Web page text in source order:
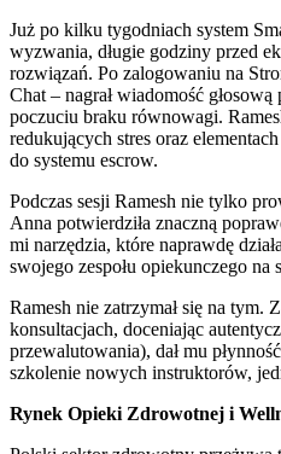
Już po kilku tygodniach system
wyzwania, długie godziny przed
rozwiązań. Po zalogowaniu na
Chat – nagrał wiadomość
poczuciu braku równowagi.
redukujących stres oraz
do systemu escrow.
Podczas sesji Ramesh nie tylko
Anna potwierdziła znaczną
mi narzędzia, które naprawdę
swojego zespołu opiekunczego na
Ramesh nie zatrzymał się na
konsultacjach, doceniając
przewalutowania), dał mu
szkolenie nowych instruktorów,
Rynek Opieki Zdrowotnej i